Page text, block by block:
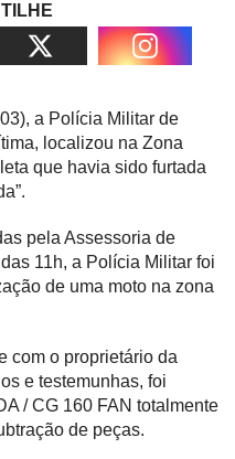
a Polícia Militar de
localizou na Zona
que havia sido furtada
pela Assessoria de
11h, a Polícia Militar foi
de uma moto na zona
com o proprietário da
e testemunhas, foi
/ CG 160 FAN totalmente
de peças.